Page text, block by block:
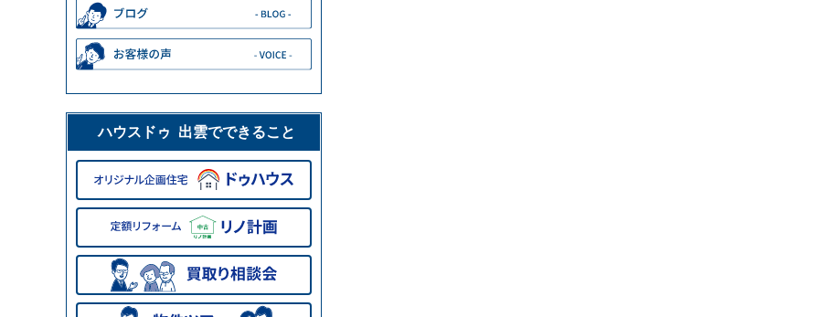
ハウスドゥ 出雲でできること